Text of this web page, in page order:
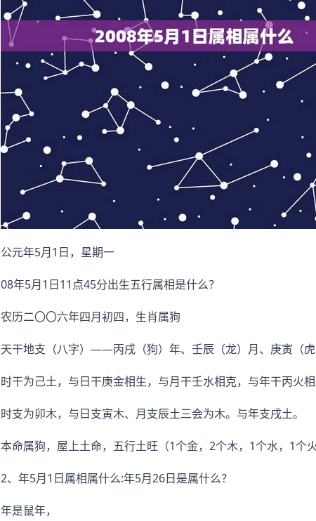
公元年5月1日，星期一
08年5月1日11点45分出生五行属相是什么？
农历二〇〇六年四月初四，生肖属狗
天干地支（八字）——丙戌（狗）年、壬辰（龙）月、庚寅（
时干为己土，与日干庚金相生，与月干壬水相克，与年干丙火相
时支为卯木，与日支寅木、月支辰土三会为木。与年支戌土。
本命属狗，屋上土命，五行土旺（1个金，2个木，1个水，1个火
2、年5月1日属相属什么:年5月26日是属什么？
年是鼠年，